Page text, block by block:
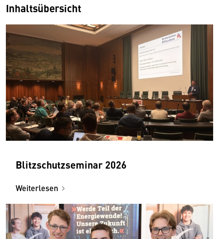
Inhaltsübersicht
Blitzschutzseminar 2026
Weiterlesen